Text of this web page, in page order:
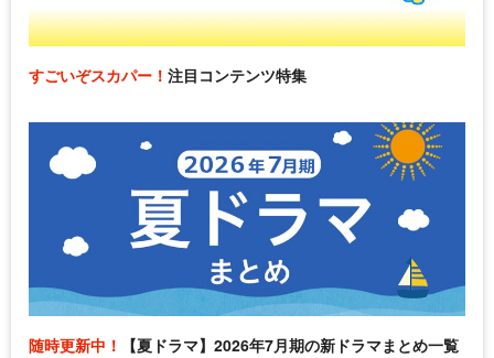
すごいぞスカパー！ 注目コンテンツ特集
随時更新中！ 【夏ドラマ】2026年7月期の新ドラマまとめ一覧